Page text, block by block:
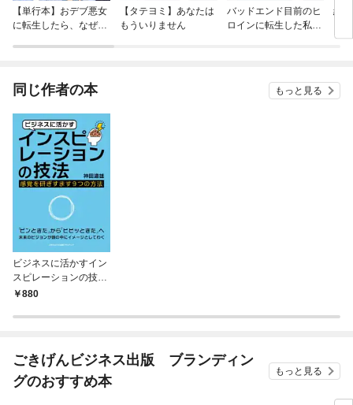
【単行本】おデブ悪女
に転生したら、なぜか
【タテヨミ】あなたは
もういりません
バッドエンド目前のヒ
ロインに転生した私、
結
同じ作者の本 もっと見る
ビジネスに活かすイン
スピレーションの技法
感覚を研ぎすます９つ
880
ごきげんビジネス出版 ブランディン
グのおすすめ本
もっと見る